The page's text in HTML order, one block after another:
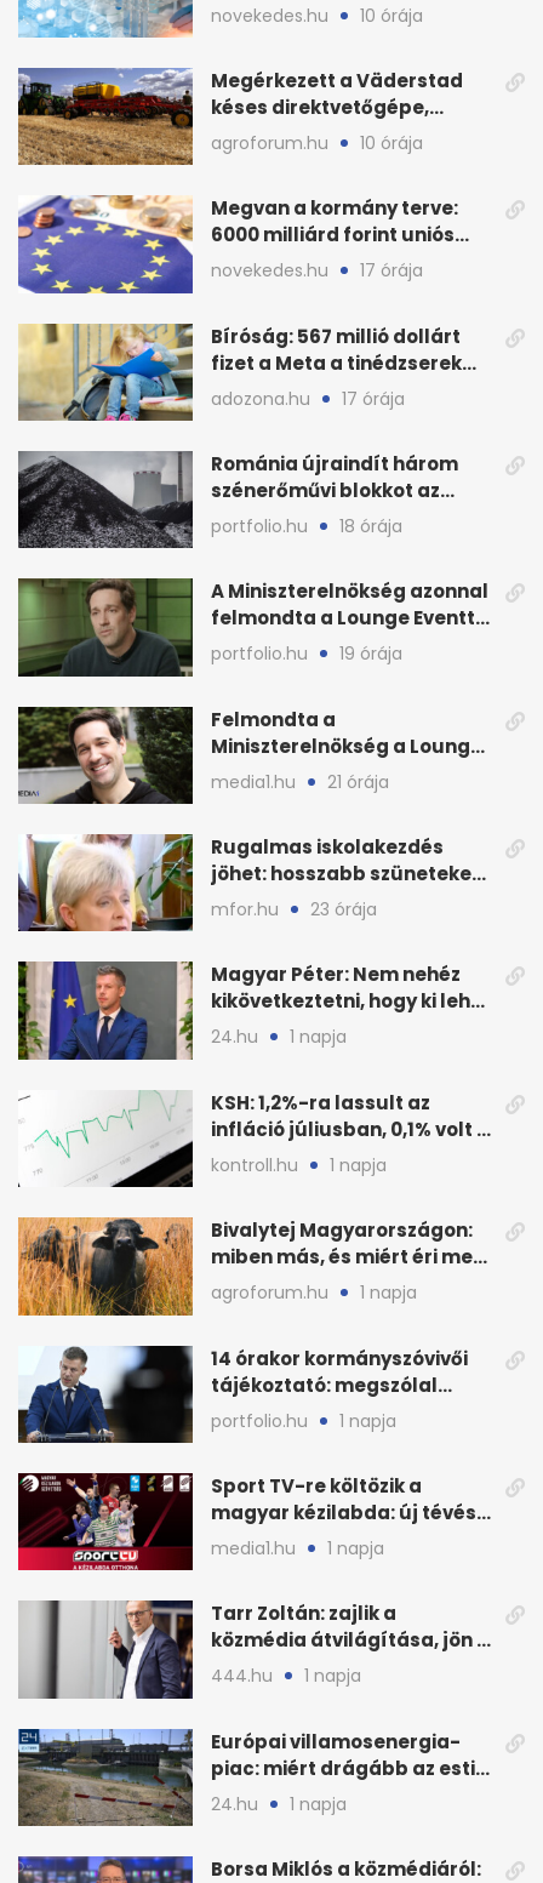
egészségügy súlya?
novekedes.hu 10 órája
Megérkezett a Väderstad
késes direktvetőgépe,
bemutatón is látható
agroforum.hu 10 órája
Megvan a kormány terve:
6000 milliárd forint uniós
pénz sorsa
novekedes.hu 17 órája
Bíróság: 567 millió dollárt
fizet a Meta a tinédzserek
védelmére
adozona.hu 17 órája
Románia újraindít három
szénerőművi blokkot az
áramellátás stabilizálására
portfolio.hu 18 órája
A Miniszterelnökség azonnal
felmondta a Lounge Eventtel
kötött szerződést
portfolio.hu 19 órája
Felmondta a
Miniszterelnökség a Lounge
Event keretszerződését
media1.hu 21 órája
Rugalmas iskolakezdés
jöhet: hosszabb szüneteket
javasolnak szeptembertől
mfor.hu 23 órája
Magyar Péter: Nem nehéz
kikövetkeztetni, hogy ki lehet
a három jelölt
24.hu 1 napja
KSH: 1,2%-ra lassult az
infláció júliusban, 0,1% volt a
havi áresés
kontroll.hu 1 napja
Bivalytej Magyarországon:
miben más, és miért éri meg
feldolgozni?
agroforum.hu 1 napja
14 órakor kormányszóvivői
tájékoztató: megszólal
Magyar Péter is
portfolio.hu 1 napja
Sport TV-re költözik a
magyar kézilabda: új tévés
megállapodás
media1.hu 1 napja
Tarr Zoltán: zajlik a
közmédia átvilágítása, jön a
nyilvános véleményezés
444.hu 1 napja
Európai villamosenergia-
piac: miért drágább az esti
áram Magyarországon
24.hu 1 napja
Borsa Miklós a közmédiáról: